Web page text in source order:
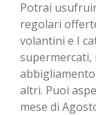
Potrai
regolari
volantini e I
supermercati,
altri. Puoi
mese di